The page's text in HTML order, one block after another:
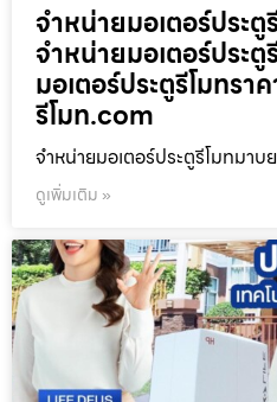
จำหน่ายมอเตอร์ประ
จำหน่ายมอเตอร์ประตู
มอเตอร์ประตูรีโมทรา
รีโมท.com
จำหน่ายมอเตอร์ประตูรีโมทมาบ
ดูเพิ่มเติม »